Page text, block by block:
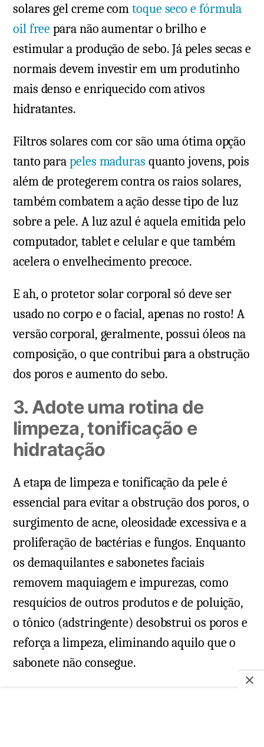
solares gel creme comtoque seco e fórmula
oil freepara não aumentar o brilho e
estimular a produção de sebo. Já peles secas e
normais devem investir em um produtinho
mais denso e enriquecido com ativos
hidratantes.
Filtros solares com cor são uma ótima opção
tanto parapeles maduras quanto jovens, pois
além de protegerem contra os raios solares,
também combatem a ação desse tipo de luz
sobre a pele. A luz azul é aquela emitida pelo
computador, tablet e celular e que também
acelera o envelhecimento precoce.
E ah, o protetor solar corporal só deve ser
usado no corpo e o facial, apenas no rosto! A
versão corporal, geralmente, possui óleos na
composição, o que contribui para a obstrução
dos poros e aumento do sebo.
3. Adote uma rotina de
limpeza, tonificação e
hidratação
A etapa de limpeza e tonificação da pele é
essencial para evitar a obstrução dos poros, o
surgimento de acne, oleosidade excessiva e a
proliferação de bactérias e fungos. Enquanto
os demaquilantes e sabonetes faciais
removem maquiagem e impurezas, como
resquícios de outros produtos e de poluição,
o tônico (adstringente) desobstrui os poros e
reforça a limpeza, eliminando aquilo que o
sabonete não consegue.